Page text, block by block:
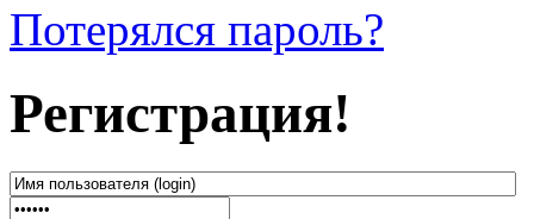
Потерялся пароль?
Регистрация!